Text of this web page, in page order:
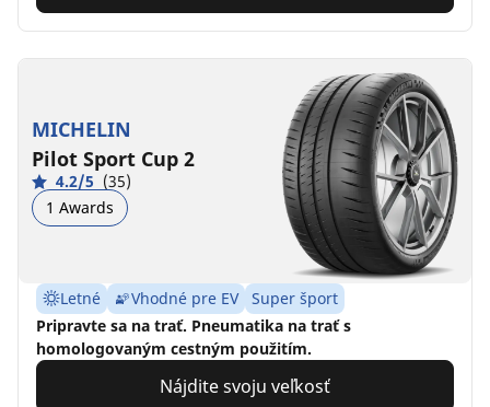
MICHELIN
Pilot Sport Cup 2
4.2/5 (35)
1 Awards
Letné Vhodné pre EV
Super šport
Pripravte sa na trať. Pneumatika na trať s
homologovaným cestným použitím.
Nájdite svoju veľkosť